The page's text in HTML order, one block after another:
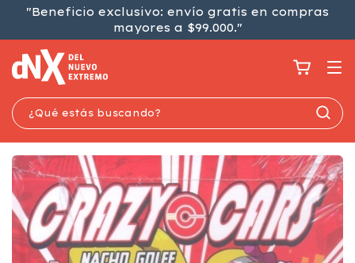
"Beneficio exclusivo: envío gratis en compras
mayores a $99.000."